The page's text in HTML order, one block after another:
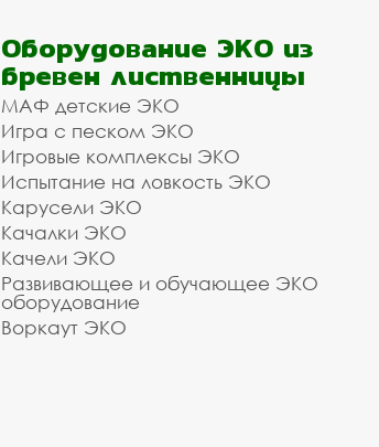
Оборудование ЭКО из
бревен лиственницы
МАФ детские ЭКО
Игра с песком ЭКО
Игровые комплексы ЭКО
Испытание на ловкость ЭКО
Карусели ЭКО
Качалки ЭКО
Качели ЭКО
Развивающее и обучающее ЭКО
оборудование
Воркаут ЭКО